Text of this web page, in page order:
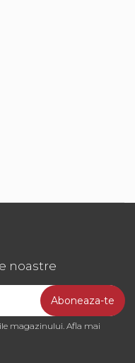
noastre
magazinului. Afla mai